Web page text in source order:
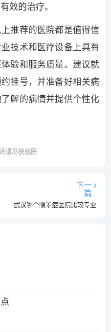
效的治疗。
推荐的医院都是值得信
技术和医疗设备上具有
验和服务质量。建议就
挂号，并准备好相关病
解的病情并提供个性化
请尽快就医
下一
篇
武汉哪个隐睾症医院比较专业